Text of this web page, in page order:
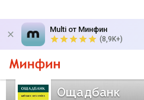
Multi от Минфин
(8,9K+)
Ощадбанк